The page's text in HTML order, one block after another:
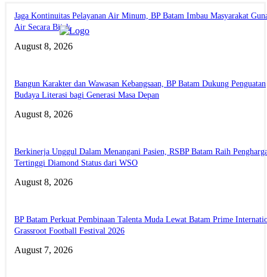
Jaga Kontinuitas Pelayanan Air Minum, BP Batam Imbau Masyarakat
Air Secara Bijak
August 8, 2026
Bangun Karakter dan Wawasan Kebangsaan, BP Batam Dukung Penguatan
Budaya Literasi bagi Generasi Masa Depan
August 8, 2026
Berkinerja Unggul Dalam Menangani Pasien, RSBP Batam Raih
Tertinggi Diamond Status dari WSO
August 8, 2026
BP Batam Perkuat Pembinaan Talenta Muda Lewat Batam Prime
Grassroot Football Festival 2026
August 7, 2026